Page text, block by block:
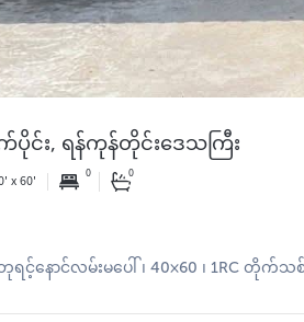
ပိုင်း, ရန်ကုန်တိုင်းဒေသကြီး
x 60' 0 0
င့်နောင်လမ်းမပေါ် ၊ 40×60 ၊ 1RC တိုက်သ